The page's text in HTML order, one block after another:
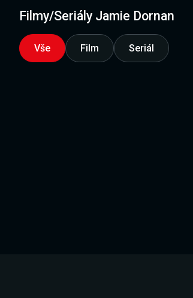
Filmy/Seriály Jamie Dornan
Vše Film Seriál